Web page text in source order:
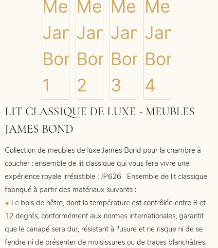
LIT CLASSIQUE DE LUXE - MEUBLES
JAMES BOND
Collection de meubles de luxe James Bond pour la chambre à
coucher : ensemble de lit classique qui vous fera vivre une
expérience royale irrésistible ! JP626
Ensemble de lit classique
fabriqué à partir des matériaux suivants :
● Le bois de hêtre, dont la température est contrôlée entre 8 et
12 degrés, conformément aux normes internationales, garantit
que le canapé sera dur, résistant à l'usure et ne risque ni de se
fendre ni de présenter de moisissures ou de traces blanchâtres.